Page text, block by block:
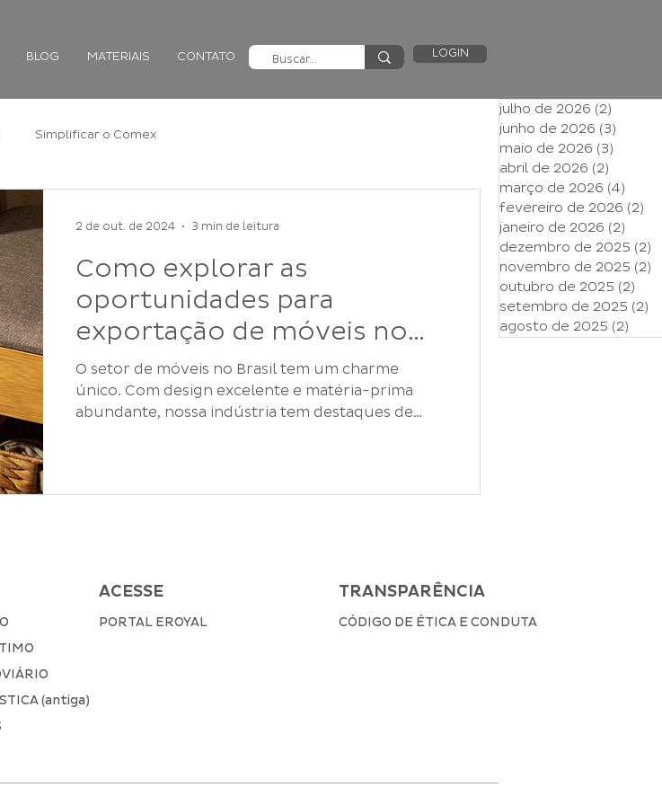
BLOG MATERIAIS CONTATO LOGIN
Simplificar o Comex
Como explorar as
oportunidades para
exportação de móveis no
Brasil em 2024?
O setor de móveis no Brasil tem um charme
único. Com design excelente e matéria-prima
abundante, nossa indústria tem destaques de
2 de out. de 2024 3 min de leitura
julho de 2026 (2)
junho de 2026 (3)
maio de 2026 (3)
abril de 2026 (2)
março de 2026 (4)
fevereiro de 2026 (2)
janeiro de 2026 (2)
dezembro de 2025 (2)
novembro de 2025 (2)
outubro de 2025 (2)
setembro de 2025 (2)
agosto de 2025 (2)
(antiga)
ACESSE
PORTAL EROYAL
TRANSPARÊNCIA
CÓDIGO DE ÉTICA E CONDUTA